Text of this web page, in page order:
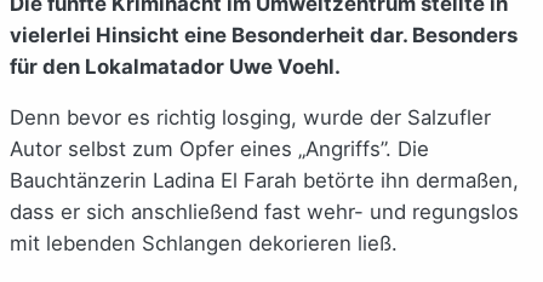
vielerlei Hinsicht eine Besonderheit dar. Besonders
für den Lokalmatador Uwe Voehl.
Denn bevor es richtig losging, wurde der Salzufler
Autor selbst zum Opfer eines „Angriffs”. Die
Bauchtänzerin Ladina El Farah betörte ihn dermaßen,
dass er sich anschließend fast wehr- und regungslos
mit lebenden Schlangen dekorieren ließ.